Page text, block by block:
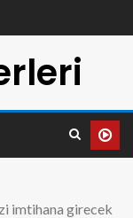
imtihana girecek